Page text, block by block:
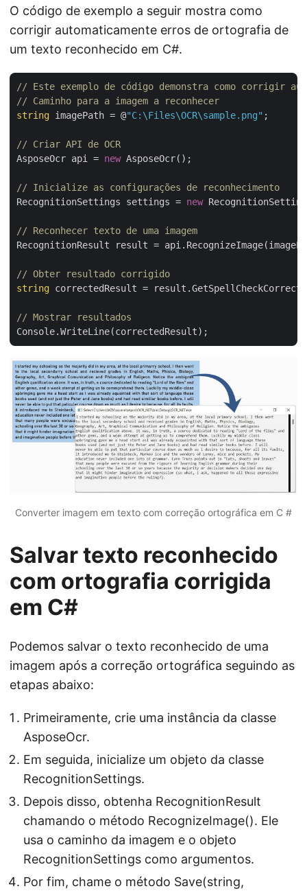
O código de exemplo a seguir mostra como
corrigir automaticamente erros de ortografia de
um texto reconhecido em C#.
// Este exemplo de código demonstra como corrigir
// Caminho para a imagem a reconhecer
string imagePath = @"C:\Files\OCR\sample.png" ;
// Criar API de OCR
AsposeOcr api = new AsposeOcr();
// Inicialize as configurações de reconhecimento
RecognitionSettings settings = new
// Reconhecer texto de uma imagem
RecognitionResult result =
// Obter resultado corrigido
string correctedResult =
// Mostrar resultados
Converter imagem em texto com correção ortográfica em C #
Salvar texto reconhecido
com ortografia corrigida
em C#
Podemos salvar o texto reconhecido de uma
imagem após a correção ortográfica seguindo as
etapas abaixo:
Primeiramente, crie uma instância da classe
AsposeOcr.
Em seguida, inicialize um objeto da classe
RecognitionSettings.
Depois disso, obtenha RecognitionResult
chamando o método RecognizeImage(). Ele
usa o caminho da imagem e o objeto
RecognitionSettings como argumentos.
Por fim, chame o método Save(string,